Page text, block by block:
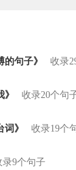
的句子》 收录
收录20个句
词》 收录19个
录9个句子